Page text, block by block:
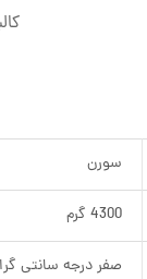
سورن
4300 گرم
صفر درجه سانتی